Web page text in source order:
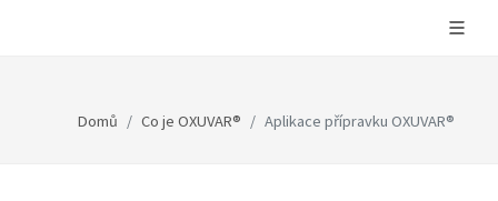
Domů Co je OXUVAR® Aplikace přípravku OXUVAR®